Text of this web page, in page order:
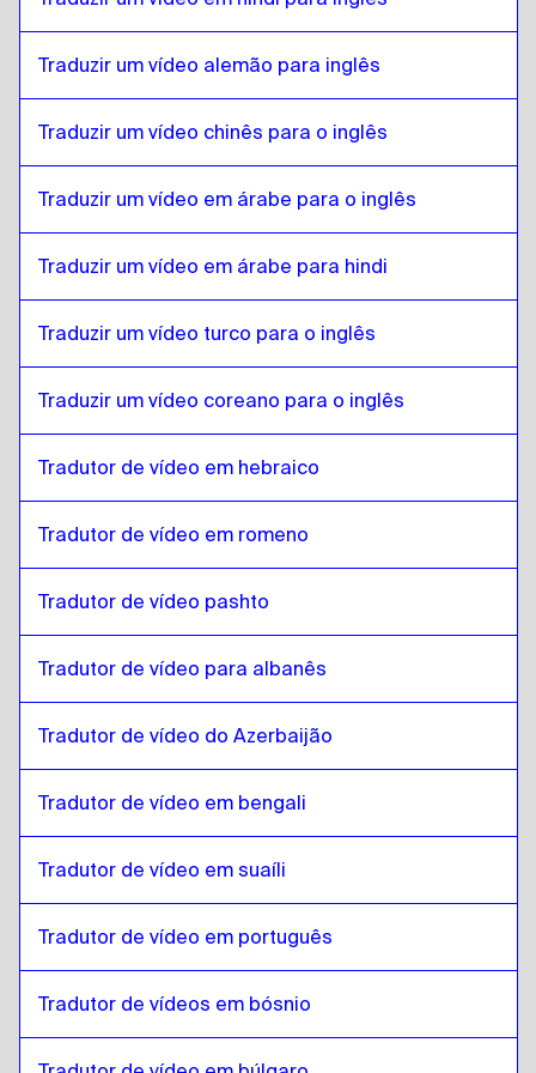
Eslovacoparabirmanês
birmanês paraEslovaco
Espanhol chileno paraEslovaco
Eslovaco para
chinês
Eslovaco paraEspanhol colombiano
Espanhol colombianoparaEslovaco
Eslovaco paraPolonês
PolonêsparaEslovaco
Eslovacoparaespanhol cubano
espanhol cubanopara Eslovaco
Espanhol equatorianoparaEslovaco
Eslovaco para
Estoniano
Eslovaco paraAmárico etíope
Eslovaco paraFilipino Inglês / Filipino
Filipino Inglês / FilipinoparaEslovaco
Traduzir um vídeo alemão para inglês
Traduzir um vídeo chinês para o inglês
Traduzir um vídeo em árabe para o inglês
Traduzir um vídeo em árabe para hindi
Traduzir um vídeo turco para o inglês
Traduzir um vídeo coreano para o inglês
Tradutor de vídeo em hebraico
Tradutor de vídeo em romeno
Tradutor de vídeo pashto
Tradutor de vídeo para albanês
Tradutor de vídeo do Azerbaijão
Tradutor de vídeo em bengali
Tradutor de vídeo em suaíli
Tradutor de vídeo em português
Tradutor de vídeos em bósnio